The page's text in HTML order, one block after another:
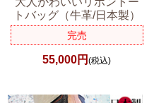
トバッグ（牛革/日本製）
完売
55,000円(税込)